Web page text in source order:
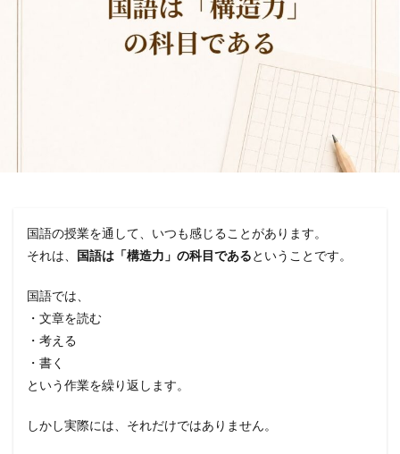
国語の授業を通して、いつも感じることがあります。
それは、 国語は「構造力」の科目であるということです。
国語では、
・文章を読む
・考える
・書く
という作業を繰り返します。
しかし実際には、それだけではありません。